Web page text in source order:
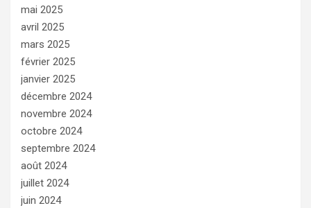
mai 2025
avril 2025
mars 2025
février 2025
janvier 2025
décembre 2024
novembre 2024
octobre 2024
septembre 2024
août 2024
juillet 2024
juin 2024